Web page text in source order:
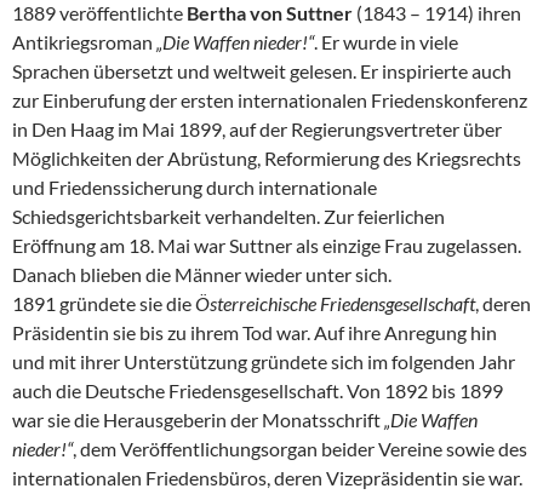
1889veröffentlichte Bertha von Suttner (1843 – 1914) ihren
Antikriegsroman „Die Waffen nieder!“. Er wurde in viele
Sprachen übersetzt und weltweit gelesen. Er inspirierte auch
zur Einberufung der ersten internationalen Friedenskonferenz
in Den Haag im Mai 1899, auf der Regierungsvertreter über
Möglichkeiten der Abrüstung, Reformierung des Kriegsrechts
und Friedenssicherung durch internationale
Schiedsgerichtsbarkeit verhandelten. Zur feierlichen
Eröffnung am 18. Mai war Suttner als einzige Frau zugelassen.
Danach blieben die Männer wieder unter sich.
1891 gründete sie dieÖsterreichische Friedensgesellschaft, deren
Präsidentin sie bis zu ihrem Tod war. Auf ihre Anregung hin
und mit ihrer Unterstützung gründete sich im folgenden Jahr
auch die Deutsche Friedensgesellschaft. Von 1892 bis 1899
war sie die Herausgeberin der Monatsschrift„Die Waffen
nieder!“, dem Veröffentlichungsorgan beider Vereine sowie des
internationalen Friedensbüros, deren Vizepräsidentin sie war.